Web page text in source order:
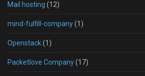
Mail hosting (12)
mind-fulfill-company(1)
Openstack(1)
Packetlove Company(17)